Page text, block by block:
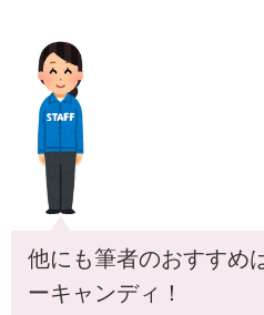
他にも筆者のおすすめ
ーキャンディ！